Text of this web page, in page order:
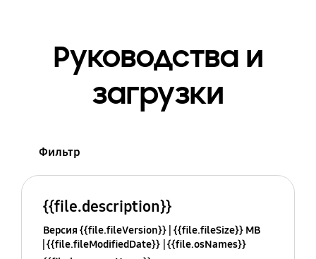
Руководства и
загрузки
Фильтр
{{file.description}}
Версия {{file.fileVersion}} {{file.fileSize}} MB
{{file.fileModifiedDate}} {{file.osNames}}